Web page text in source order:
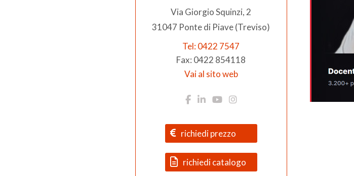
Via Giorgio Squinzi, 2
31047 Ponte di Piave (Treviso)
Tel: 0422 7547
Fax: 0422 854118
Vai al sito web
richiedi prezzo
richiedi catalogo